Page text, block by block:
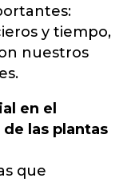
y tiempo,
nuestros
en el
las plantas
que